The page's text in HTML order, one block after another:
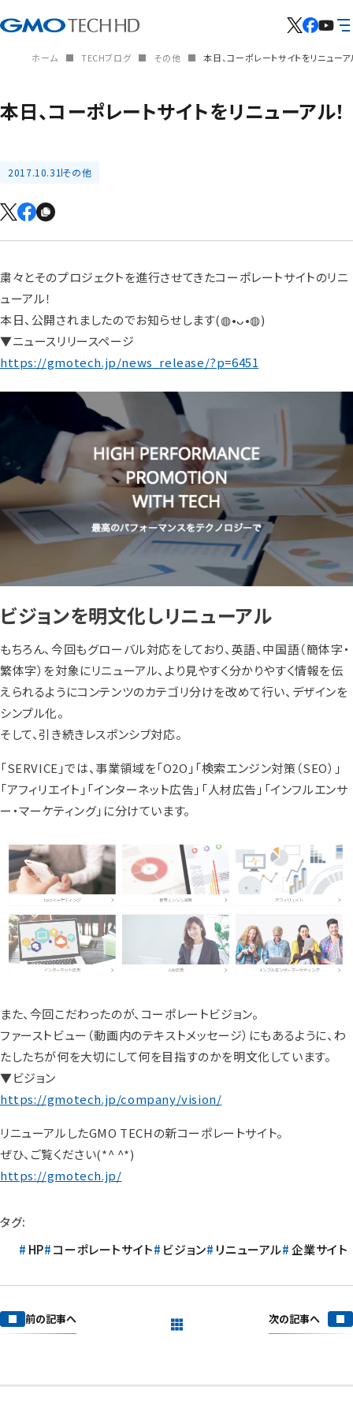
ホーム TECHブログ その他 本日、コーポレートサイトをリニューア
本日、コーポレートサイトをリニューアル！
2017.10.31その他
粛々とそのプロジェクトを進行させてきたコーポレートサイトのリニ
ューアル！
本日、公開されましたのでお知らせします(◍•ᴗ•◍)
▼ニュースリリースページ
https://gmotech.jp/news_release/?p=6451
ビジョンを明文化しリニューアル
もちろん、今回もグローバル対応をしており、英語、中国語（簡体字・
繁体字）を対象にリニューアル、より見やすく分かりやすく情報を伝
えられるようにコンテンツのカテゴリ分けを改めて行い、デザインを
シンプル化。
そして、引き続きレスポンシブ対応。
「SERVICE」では、事業領域を「O2O」「検索エンジン対策（SEO）」
「アフィリエイト」「インターネット広告」「人材広告」「インフルエンサ
ー・マーケティング」に分けています。
また、今回こだわったのが、コーポレートビジョン。
ファーストビュー（動画内のテキストメッセージ）にもあるように、わ
たしたちが何を大切にして何を目指すのかを明文化しています。
▼ビジョン
https://gmotech.jp/company/vision/
リニューアルしたGMO TECHの新コーポレートサイト。
ぜひ、ご覧ください(*^ ^*)
https://gmotech.jp/
タグ:
HP
コーポレートサイト ビジョン リニューアル 企業サイト
前の記事へ 次の記事へ